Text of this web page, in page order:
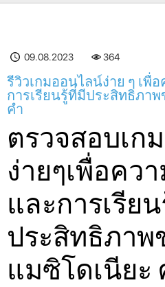
09.08.2023 364
รีวิวเกมออนไลน์ง่าย ๆ เพื่
การเรียนรู้ที่มีประสิทธิภา
คำ
ตรวจสอบเก
ง่ายๆเพื่อคว
และการเรีย
ประสิทธิภาพ
แมซิโดเนียะ